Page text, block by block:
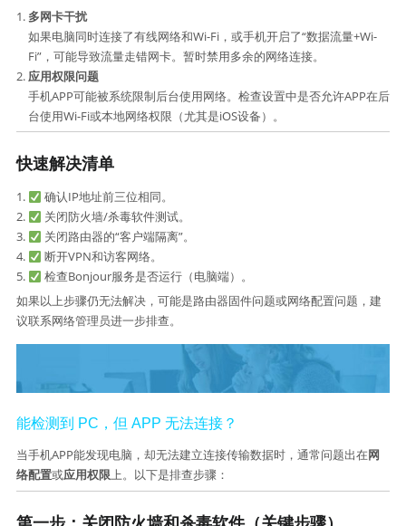
多网卡干扰
如果电脑同时连接了有线网络和Wi-Fi，或手机开启了“数据流量+Wi-
Fi”，可能导致流量走错网卡。暂时禁用多余的网络连接。
应用权限问题
手机APP可能被系统限制后台使用网络。检查设置中是否允许APP在后
台使用Wi-Fi或本地网络权限（尤其是iOS设备）。
快速解决清单
确认IP地址前三位相同。
关闭防火墙/杀毒软件测试。
关闭路由器的“客户端隔离”。
断开VPN和访客网络。
检查Bonjour服务是否运行（电脑端）。
如果以上步骤仍无法解决，可能是路由器固件问题或网络配置问题，建
议联系网络管理员进一步排查。
能检测到 PC，但 APP 无法连接？
当手机APP能发现电脑，却无法建立连接传输数据时，通常问题出在网
络配置或应用权限上。以下是排查步骤：